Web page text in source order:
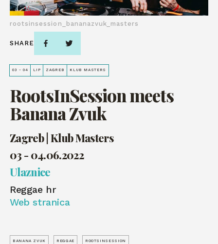
03 - 04 LIP ZAGREB KLUB MASTERS
RootsInSession meets
Banana Zvuk
Zagreb | Klub Masters
03 - 04.06.2022
Ulaznice
Reggae hr
Web stranica
rootsinsession_bananazvuk_masters
SHARE
BANANA ZVUK REGGAE ROOTSINSESSION